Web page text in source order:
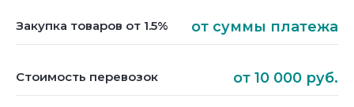
Закупка товаров от 1.5% от суммы платежа
Стоимость перевозок от 10 000 руб.